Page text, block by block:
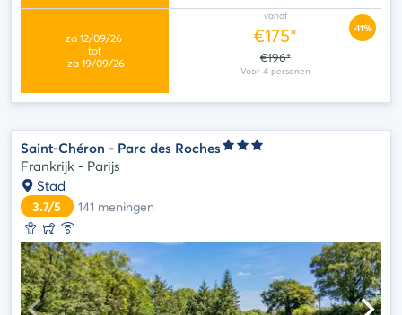
-11%
vanaf
€175*
€196*
Saint-Chéron - Parc des Roches
Frankrijk - Parijs
Stad
3.7/5 141 meningen